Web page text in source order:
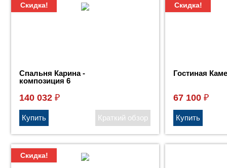
Скидка!
Cпальня Карина -
композиция 6
140 032₽
Скидка!
Гостиная
67 100₽
Скидка!